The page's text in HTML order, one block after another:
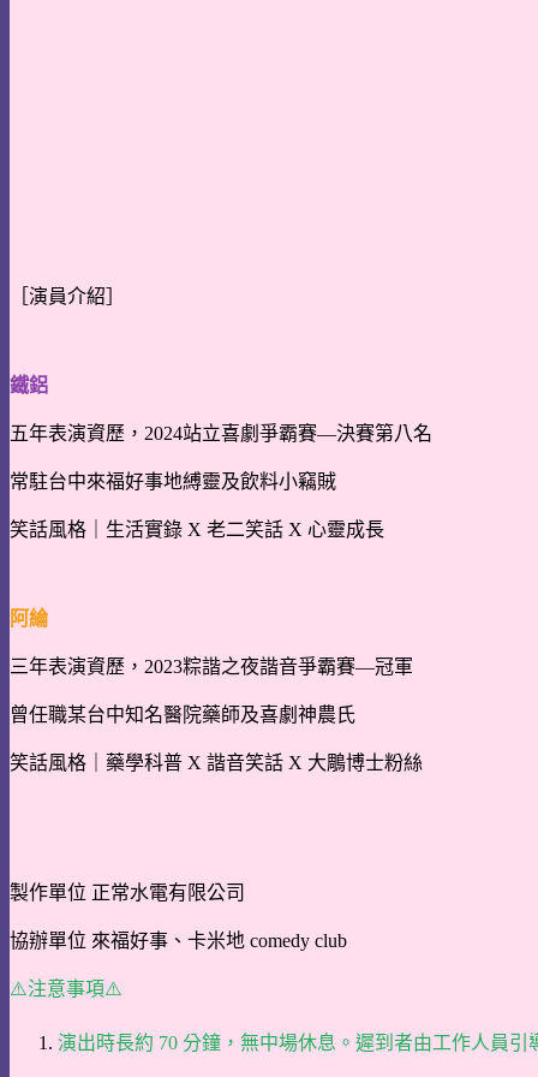
［演員介紹］
鐵鋁
五年表演資歷，2024站立喜劇爭霸賽—決賽第八名
常駐台中來福好事地縛靈及飲料小竊賊
笑話風格｜生活實錄 X 老二笑話 X 心靈成長
阿綸
三年表演資歷，2023粽諧之夜諧音爭霸賽—冠軍
曾任職某台中知名醫院藥師及喜劇神農氏
笑話風格｜藥學科普 X 諧音笑話 X 大鵰博士粉絲
製作單位 正常水電有限公司
協辦單位 來福好事、卡米地 comedy club
⚠️注意事項⚠️
演出時長約 70 分鐘，無中場休息。遲到者由工作人員引